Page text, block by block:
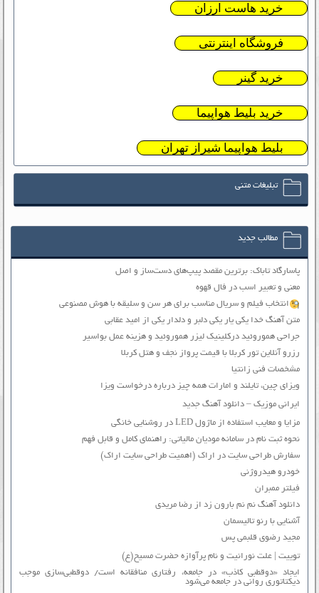
خرید هاست ارزان
فروشگاه اینترنتی
خرید گینر
خرید بلیط هواپیما
بلیط هواپیما شیراز تهران
تبلیغات متنی
مطالب جدید
پاسارگاد تاباک: برترین مقصد پیپ‌های دست‌ساز و اصل
معنی و تعبیر اسب در فال قهوه
انتخاب فیلم و سریال مناسب برای هر سن و سلیقه با هوش مصنوعی
متن آهنگ خدا یکی یار یکی دلبر و دلدار یکی از امید عقابی
جراحی هموروئید درکلینیک لیزر هموروئید و هزینه عمل بواسیر
رزرو آنلاین تور کربلا با قیمت پرواز نجف و هتل کربلا
مشخصات فنی زانتیا
ویزای چین، تایلند و امارات همه چیز درباره درخواست ویزا
ایرانی موزیک – دانلود آهنگ جدید
مزایا و معایب استفاده از ماژول LED در روشنایی خانگی
نحوه ثبت نام در سامانه مودیان مالیاتی: راهنمای کامل و قابل فهم
سفارش طراحی سایت در اراک (اهمیت طراحی سایت اراک)
خودرو هیدروژنی
فیلتر ممبران
دانلود آهنگ نم نم بارون زد از رضا مریدی
آشنایی با رنو تالیسمان
مجید رضوی قلبمی پس
توییت | علت نورانیت و نام پرآوازه حضرت مسیح(ع)
ایجاد «دوقطبی کاذب» در جامعه، رفتاری منافقانه است/ دوقطبی‌سازی موجب
دیکتاتوری روانی در جامعه می‌شود